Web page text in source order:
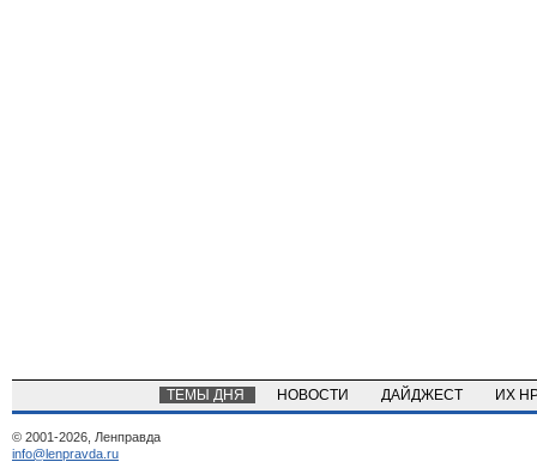
ТЕМЫ ДНЯ НОВОСТИ ДАЙДЖЕСТ ИХ
© 2001-2026, Ленправда
info@lenpravda.ru